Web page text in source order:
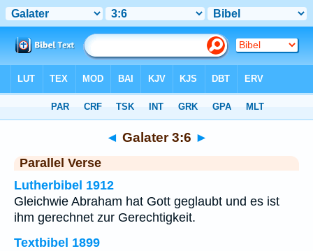
◄ Galater 3:6 ►
Parallel Verse
Lutherbibel 1912
Gleichwie Abraham hat Gott geglaubt und es ist
ihm gerechnet zur Gerechtigkeit.
Textbibel 1899